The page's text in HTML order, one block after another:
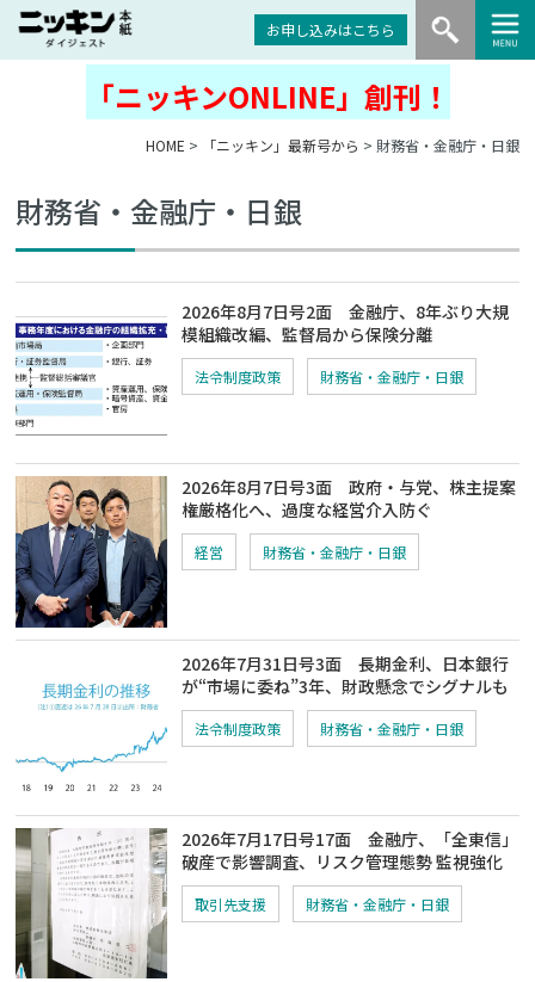
お申し込みはこちら
「ニッキンONLINE」創刊！
HOME > 「ニッキン」最新号から > 財務省・金融庁・日銀
財務省・金融庁・日銀
2026年8月7日号2面 金融庁、8年ぶり大規
模組織改編、監督局から保険分離
法令制度政策 財務省・金融庁・日銀
2026年8月7日号3面 政府・与党、株主提案
権厳格化へ、過度な経営介入防ぐ
経営 財務省・金融庁・日銀
2026年7月31日号3面 長期金利、日本銀行
が“市場に委ね”3年、財政懸念でシグナルも
法令制度政策 財務省・金融庁・日銀
2026年7月17日号17面 金融庁、「全東信」
破産で影響調査、リスク管理態勢 監視強化
取引先支援 財務省・金融庁・日銀